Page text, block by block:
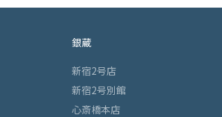
銀蔵
新宿2号店
新宿2号別館
心斎橋本店